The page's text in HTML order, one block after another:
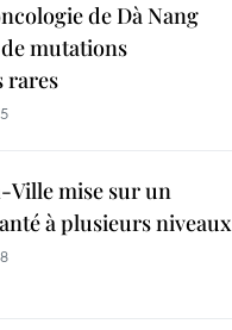
de Dà Nang
mutations
rares
Ville mise sur un
à plusieurs niveaux